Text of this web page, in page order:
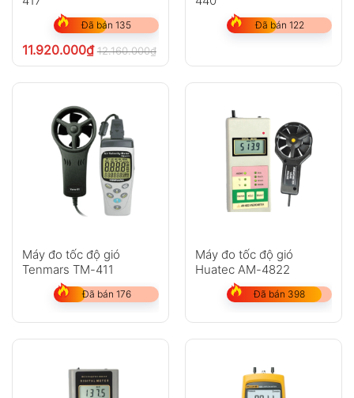
Đã bán 135
11.920.000₫ 12.160.000₫
Đã bán 122
Máy đo tốc độ gió
Tenmars TM-411
Đã bán 176
Máy đo tốc độ gió
Huatec AM-4822
Đã bán 398